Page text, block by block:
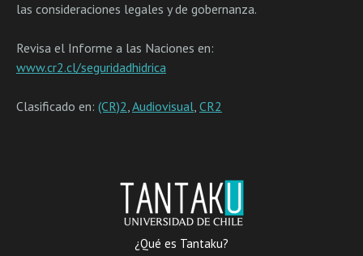
las consideraciones legales y de gobernanza.
Revisa el Informe a las Naciones en:
www.cr2.cl/seguridadhidrica
Clasificado en: (CR)2,Audiovisual, CR2
¿Qué es Tantaku?